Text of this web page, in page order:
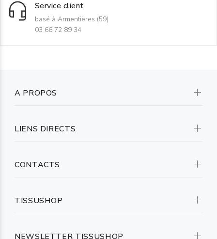
Service client
basé à Armentières (59)
03 66 72 89 34
NEWSLETTER TISSUSHOP
A PROPOS
LIENS DIRECTS
CONTACTS
TISSUSHOP